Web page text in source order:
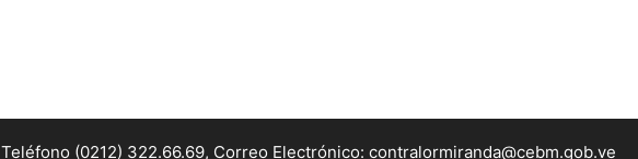
Teléfono (0212) 322.66.69, Correo Electrónico: contralormiranda@cebm.gob.ve